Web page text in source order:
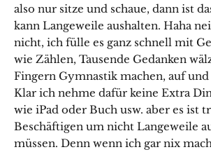
also nur sitze und schaue, dann ist
kann Langeweile aushalten. Haha
nicht, ich fülle es ganz schnell mit
wie Zählen, Tausende Gedanken
Fingern Gymnastik machen, auf und
Klar ich nehme dafür keine Extra
wie iPad oder Buch usw. aber es ist
Beschäftigen um nicht Langeweile
müssen. Denn wenn ich gar nix